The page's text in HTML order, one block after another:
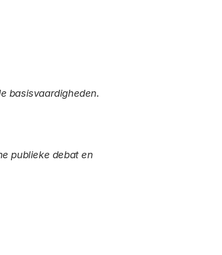
basisvaardigheden.
publieke debat en